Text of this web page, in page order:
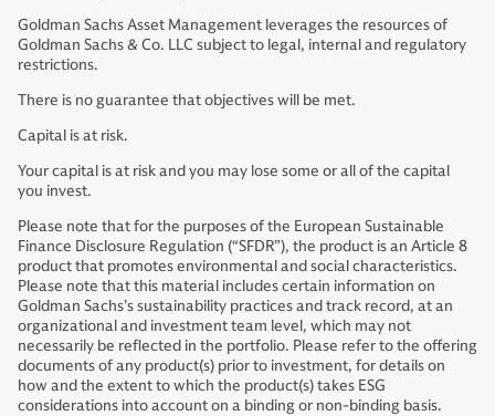
Goldman Sachs Asset Management leverages the resources of
Goldman Sachs & Co. LLC subject to legal, internal and regulatory
restrictions.
There is no guarantee that objectives will be met.
Capital is at risk.
Your capital is at risk and you may lose some or all of the capital
you invest.
Please note that for the purposes of the European Sustainable
Finance Disclosure Regulation (“SFDR”), the product is an Article 8
product that promotes environmental and social characteristics.
Please note that this material includes certain information on
Goldman Sachs’s sustainability practices and track record, at an
organizational and investment team level, which may not
necessarily be reflected in the portfolio. Please refer to the offering
documents of any product(s) prior to investment, for details on
how and the extent to which the product(s) takes ESG
considerations into account on a binding or non-binding basis.